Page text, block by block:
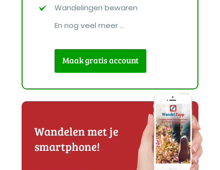
Wandelingen bewaren
En nog veel meer ...
Maak gratis account
Wandelen met je
smartphone!